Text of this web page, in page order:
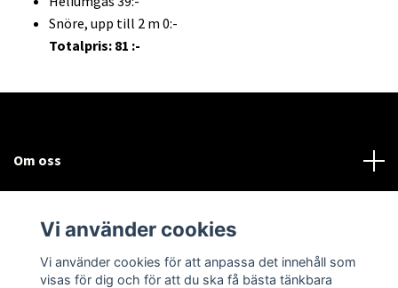
Snöre, upp till 2 m 0:-
Totalpris: 81 :-
Om oss
Sociala medier
Vi använder cookies
Vi använder cookies för att anpassa det innehåll som
visas för dig och för att du ska få bästa tänkbara